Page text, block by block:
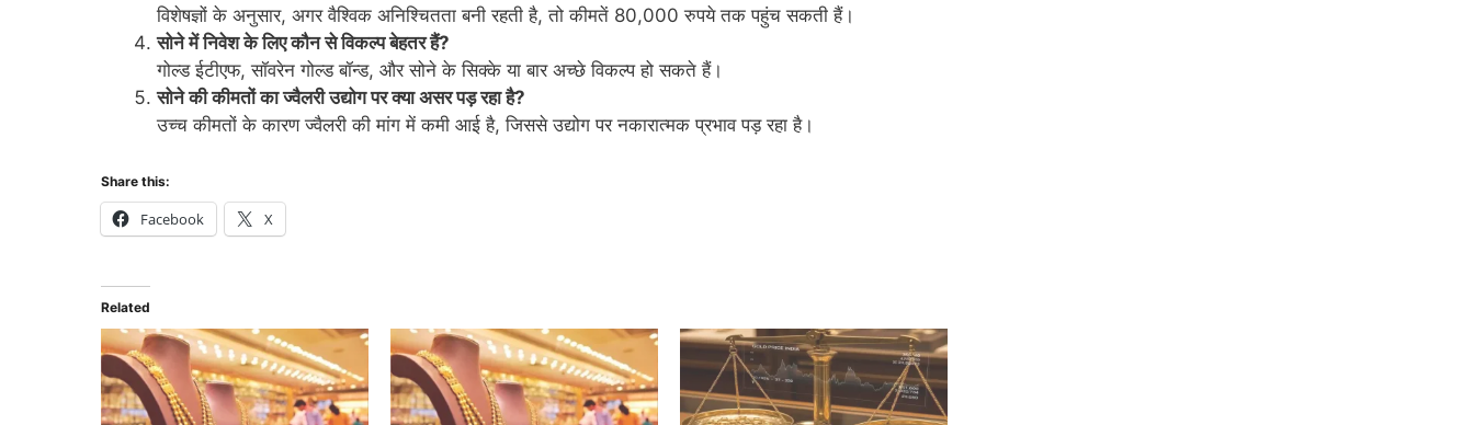
विशेषज्ञों के अनुसार, अगर वैश्विक अनिश्चितता बनी रहती है, तो कीमतें 80,000 रुपये तक पहुंच सकती हैं।
सोने में निवेश के लिए कौन से विकल्प बेहतर हैं?
गोल्ड ईटीएफ, सॉवरेन गोल्ड बॉन्ड, और सोने के सिक्के या बार अच्छे विकल्प हो सकते हैं।
सोने की कीमतों का ज्वैलरी उद्योग पर क्या असर पड़ रहा है?
उच्च कीमतों के कारण ज्वैलरी की मांग में कमी आई है, जिससे उद्योग पर नकारात्मक प्रभाव पड़ रहा है।
Share this:
Facebook X
Related